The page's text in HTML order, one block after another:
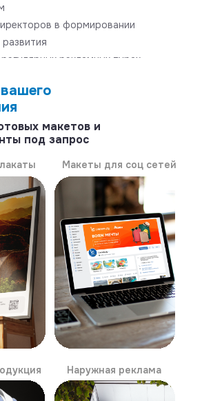
в формировании
развития
рекламных турах
Макеты для соц сетей
Наружная реклама
макетов и
под запрос